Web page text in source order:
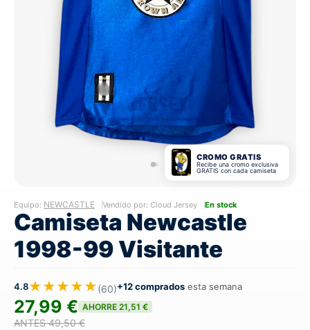
CROMO GRATIS
Recibe una cromo exclusiva
GRATIS con cada camiseta
Equipo: NEWCASTLE Vendido por: Cloud Jersey En stock
Camiseta Newcastle
1998-99 Visitante
4.8★★★★★(60)+12 comprados esta semana
27,99 € AHORRE 21,51 €
ANTES 49,50 €